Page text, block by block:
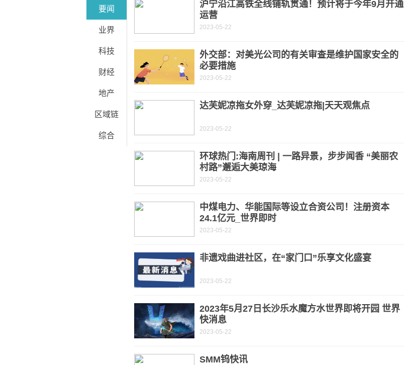
要闻
业界
科技
财经
地产
区域链
综合
沪宁沿江高铁全线铺轨贯通！预计将于今年9月开通
运营
2023-05-22
外交部：对美光公司的有关审查是维护国家安全的
必要措施
2023-05-22
达芙妮凉拖女外穿_达芙妮凉拖|天天观焦点
2023-05-22
环球热门:海南周刊 | 一路异景，步步闻香 “美丽农
村路”邂逅大美琼海
2023-05-22
中煤电力、华能国际等设立合资公司！注册资本
24.1亿元_世界即时
2023-05-22
非遗戏曲进社区，在“家门口”乐享文化盛宴
2023-05-22
2023年5月27日长沙乐水魔方水世界即将开园 世界
快消息
2023-05-22
SMM钨快讯